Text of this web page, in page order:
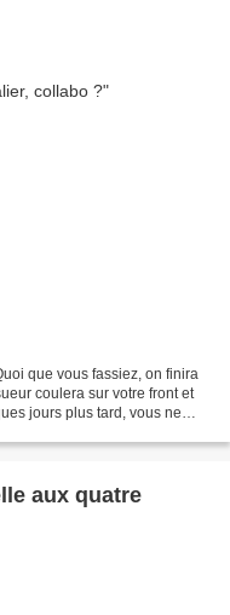
que vous fassiez, on finira
coulera sur votre front et
jours plus tard, vous ne
aux quatre